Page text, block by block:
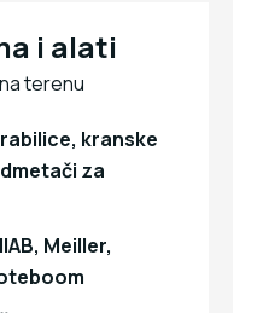
i alati
terenu
kranske
za
Meiller,